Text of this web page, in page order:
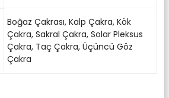
Boğaz Çakrası, Kalp Çakra, Kök
Çakra, Sakral Çakra, Solar Pleksus
Çakra, Taç Çakra, Üçüncü Göz
Çakra